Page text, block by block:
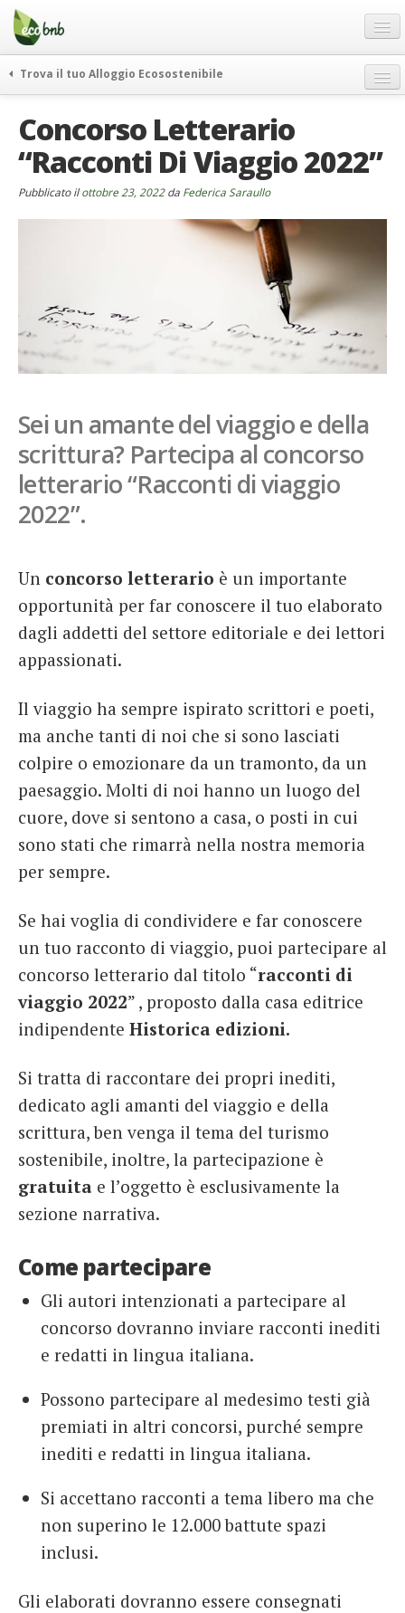
Menu
Salta
contenuto
Offerte Speciali
Regali
FAQ
Chi Siamo
Partner
German
English
French
Italiano
Trova il tuo Alloggio Ecosostenibile
itinerari
curiosità
vivere e viaggiare verde
Concorso Letterario
“Racconti Di Viaggio 2022”
Pubblicato ilottobre 23, 2022da Federica Saraullo
Sei un amante del viaggio e della
scrittura? Partecipa al concorso
letterario “Racconti di viaggio
2022”.
Un concorso letterario è un importante
opportunità per far conoscere il tuo elaborato
dagli addetti del settore editoriale e dei lettori
appassionati.
Il viaggio ha sempre ispirato scrittori e poeti,
ma anche tanti di noi che si sono lasciati
colpire o emozionare da un tramonto, da un
paesaggio. Molti di noi hanno un luogo del
cuore, dove si sentono a casa, o posti in cui
sono stati che rimarrà nella nostra memoria
per sempre.
Se hai voglia di condividere e far conoscere
un tuo racconto di viaggio, puoi partecipare al
concorso letterario dal titolo “racconti di
viaggio 2022” , proposto dalla casa editrice
indipendente Historica edizioni.
Si tratta di raccontare dei propri inediti,
dedicato agli amanti del viaggio e della
scrittura, ben venga il tema del turismo
sostenibile, inoltre, la partecipazione è
gratuita e l’oggetto è esclusivamente la
sezione narrativa.
Come partecipare
Gli autori intenzionati a partecipare al
concorso dovranno inviare racconti inediti
e redatti in lingua italiana.
Possono partecipare al medesimo testi già
premiati in altri concorsi, purché sempre
inediti e redatti in lingua italiana.
Si accettano racconti a tema libero ma che
non superino le 12.000 battute spazi
inclusi.
Gli elaborati dovranno essere consegnati